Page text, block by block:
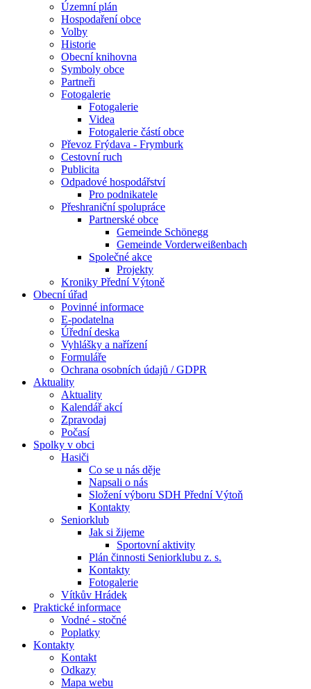
Územní plán
Hospodaření obce
Volby
Historie
Obecní knihovna
Symboly obce
Partneři
Fotogalerie
Fotogalerie
Videa
Fotogalerie částí obce
Převoz Frýdava - Frymburk
Cestovní ruch
Publicita
Odpadové hospodářství
Pro podnikatele
Přeshraniční spolupráce
Partnerské obce
Gemeinde Schönegg
Gemeinde Vorderweißenbach
Společné akce
Projekty
Kroniky Přední Výtoně
Obecní úřad
Povinné informace
E-podatelna
Úřední deska
Vyhlášky a nařízení
Formuláře
Ochrana osobních údajů / GDPR
Aktuality
Aktuality
Kalendář akcí
Zpravodaj
Počasí
Spolky v obci
Hasiči
Co se u nás děje
Napsali o nás
Složení výboru SDH Přední Výtoň
Kontakty
Seniorklub
Jak si žijeme
Sportovní aktivity
Plán činnosti Seniorklubu z. s.
Kontakty
Fotogalerie
Vítkův Hrádek
Praktické informace
Vodné - stočné
Poplatky
Kontakty
Kontakt
Odkazy
Mapa webu